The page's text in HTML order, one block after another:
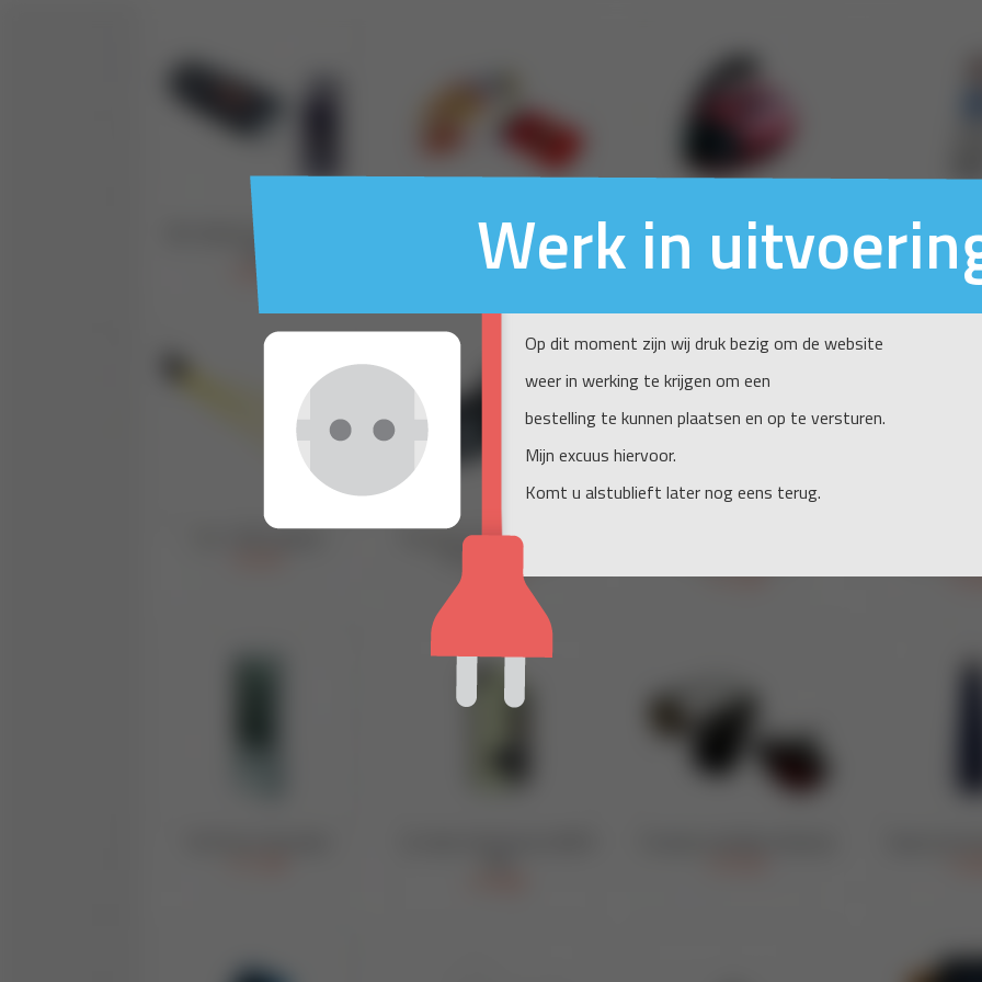
Werk in
Op dit moment zijn wij druk bezig om de website
weer in werking te krijgen om een
bestelling te kunnen plaatsen en op te versturen.
Mijn excuus hiervoor.
Komt u alstublieft later nog eens terug.